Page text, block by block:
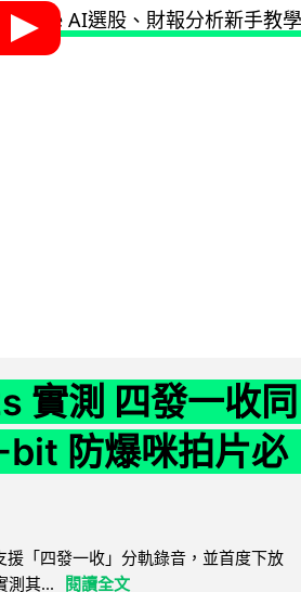
實測 四發一收同
防爆咪拍片必
「四發一收」分軌錄音，並首度下放
測其...
閱讀全文